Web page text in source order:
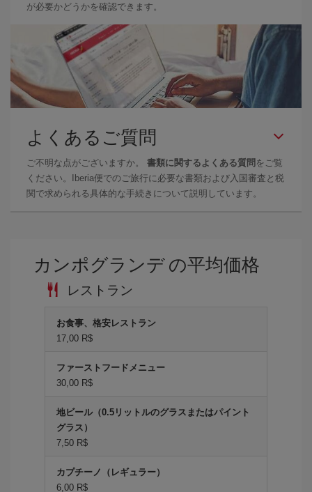
が必要かどうかを確認できます。
よくあるご質問
ご不明な点がございますか。 書類に関するよくある質問 をご覧
ください。Iberia便でのご旅行に必要な書類および入国審査と税
関で求められる具体的な手続きについて説明しています。
カンポグランデ の平均価格
レストラン
お食事、格安レストラン
17,00 R$
ファーストフードメニュー
30,00 R$
地ビール（0.5リットルのグラスまたはパイント
グラス）
7,50 R$
カプチーノ（レギュラー）
6,00 R$